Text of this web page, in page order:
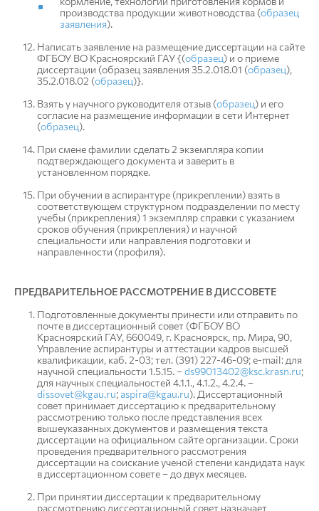
производства продукции животноводства (образец
заявления).
Написать заявление на размещение диссертации на сайте
ФГБОУ ВО Красноярский ГАУ {(образец) и о приеме
диссертации (образец заявления 35.2.018.01 (образец),
35.2.018.02 (образец)}.
Взять у научного руководителя отзыв (образец) и его
согласие на размещение информации в сети Интернет
(образец).
При смене фамилии сделать 2 экземпляра копии
подтверждающего документа и заверить в
установленном порядке.
При обучении в аспирантуре (прикреплении) взять в
соответствующем структурном подразделении по месту
учебы (прикрепления) 1 экземпляр справки с указанием
сроков обучения (прикрепления) и научной
специальности или направления подготовки и
направленности (профиля).
ПРЕДВАРИТЕЛЬНОЕ РАССМОТРЕНИЕ В ДИССОВЕТЕ
Подготовленные документы принести или отправить по
почте в диссертационный совет (ФГБОУ ВО
Красноярский ГАУ, 660049, г. Красноярск, пр. Мира, 90,
Управление аспирантуры и аттестации кадров высшей
квалификации, каб. 2-03; тел. (391) 227-46-09; e-mail: для
научной специальности 1.5.15. –ds99013402@ksc.krasn.ru;
для научных специальностей 4.1.1., 4.1.2., 4.2.4. –
dissovet@kgau.ru;aspira@kgau.ru). Диссертационный
совет принимает диссертацию к предварительному
рассмотрению только после представления всех
вышеуказанных документов и размещения текста
диссертации на официальном сайте организации. Сроки
проведения предварительного рассмотрения
диссертации на соискание ученой степени кандидата наук
в диссертационном совете – до двух месяцев.
При принятии диссертации к предварительному
рассмотрению диссертационный совет назначает